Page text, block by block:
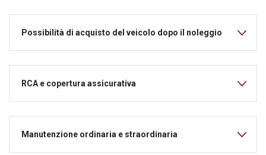
Possibilità di acquisto del veicolo dopo il noleggio
RCA e copertura assicurativa
Manutenzione ordinaria e straordinaria